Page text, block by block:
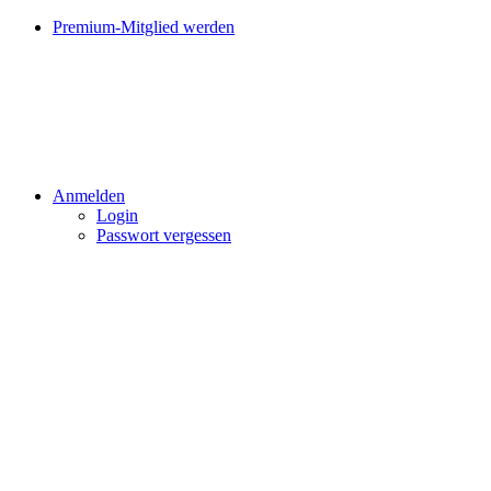
Premium-Mitglied werden
Anmelden
Login
Passwort vergessen